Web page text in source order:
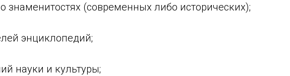
знаменитостях (современных либо исторических);
энциклопедий;
науки и культуры;